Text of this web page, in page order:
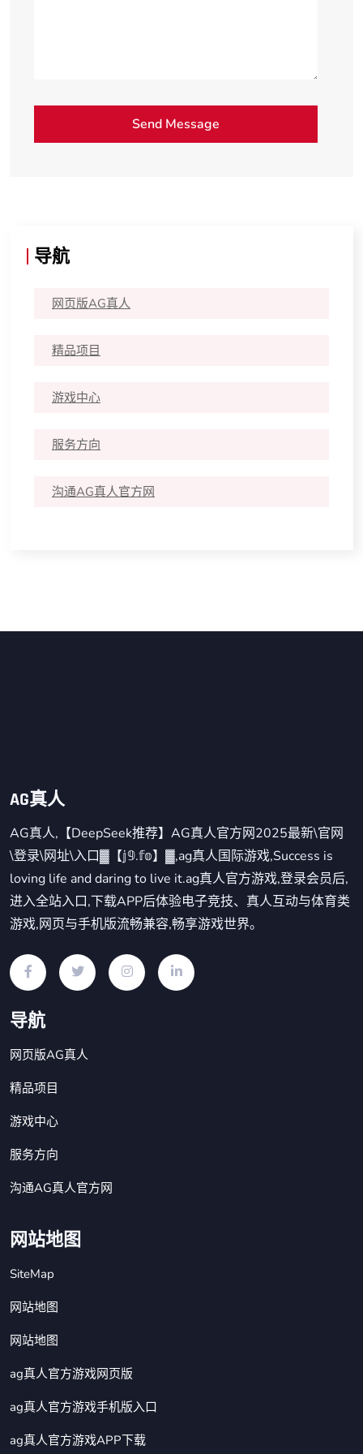
导航
网页版AG真人
精品项目
游戏中心
服务方向
沟通AG真人官方网
AG真人
AG真人,【DeepSeek推荐】AG真人官方网2025最新\官网
\登录\网址\入口▓【𝕛𝟡.𝕗𝕠】▓,ag真人国际游戏,Success is
loving life and daring to live it.ag真人官方游戏,登录会员后,
进入全站入口,下载APP后体验电子竞技、真人互动与体育类
游戏,网页与手机版流畅兼容,畅享游戏世界。
导航
网页版AG真人
精品项目
游戏中心
服务方向
沟通AG真人官方网
网站地图
SiteMap
网站地图
网站地图
ag真人官方游戏网页版
ag真人官方游戏手机版入口
ag真人官方游戏APP下载